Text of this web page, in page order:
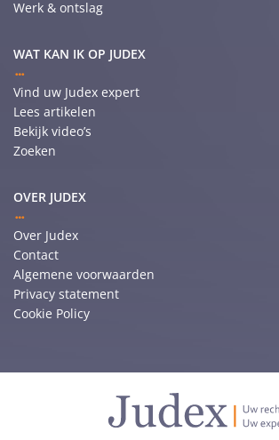
Werk & ontslag
WAT KAN IK OP JUDEX
Vind uw Judex expert
Lees artikelen
Bekijk video’s
Zoeken
OVER JUDEX
Over Judex
Contact
Algemene voorwaarden
Privacy statement
Cookie Policy